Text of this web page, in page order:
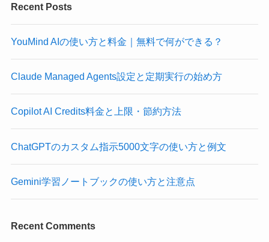
Recent Posts
YouMind AIの使い方と料金｜無料で何ができる？
Claude Managed Agents設定と定期実行の始め方
Copilot AI Credits料金と上限・節約方法
ChatGPTのカスタム指示5000文字の使い方と例文
Gemini学習ノートブックの使い方と注意点
Recent Comments